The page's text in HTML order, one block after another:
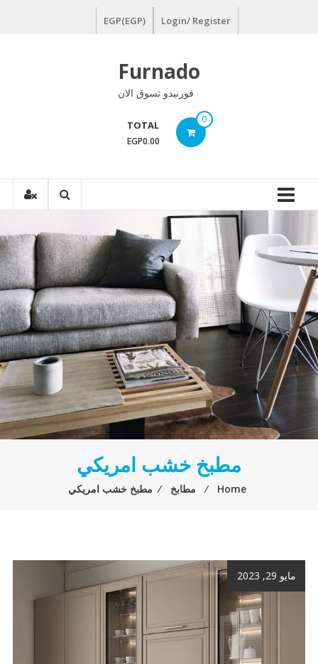
Login/ Register
EGP(EGP)
Furnado
فورنيدو تسوق الان
0
TOTAL
EGP0.00
مطبخ خشب امريكي
Home
⁄ مطابخ ⁄ مطبخ خشب امريكي
مايو 29, 2023